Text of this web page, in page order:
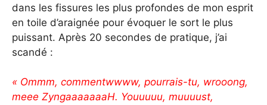
dans les fissures les plus profondes de mon esprit
en toile d’araignée pour évoquer le sort le plus
puissant. Après 20 secondes de pratique, j’ai
scandé :
« Ommm, commentwwww, pourrais-tu, wrooong,
meee ZyngaaaaaaaH. Youuuuu, muuuust,